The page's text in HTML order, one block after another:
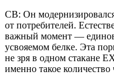
СВ: Он
от потребителей.
важный момент —
усвояемом белке. Эта
не зря в одном стакане
именно такое количество